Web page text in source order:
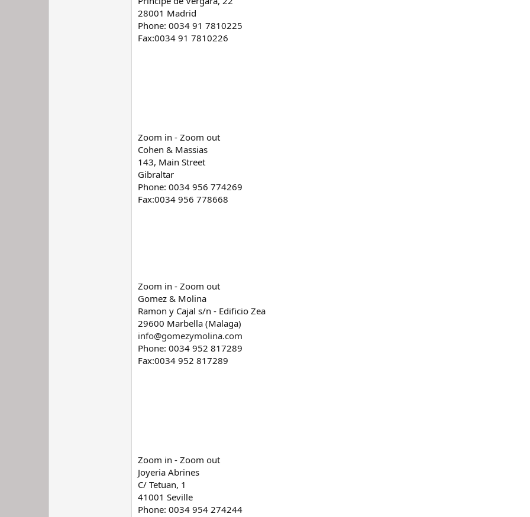
28001 Madrid
Phone: 0034 91 7810225
Fax:0034 91 7810226
Zoom in - Zoom out
Cohen & Massias
143, Main Street
Gibraltar
Phone: 0034 956 774269
Fax:0034 956 778668
Zoom in - Zoom out
Gomez & Molina
Ramon y Cajal s/n - Edificio Zea
29600 Marbella (Malaga)
info@gomezymolina.com
Phone: 0034 952 817289
Fax:0034 952 817289
Zoom in - Zoom out
Joyeria Abrines
C/ Tetuan, 1
41001 Seville
Phone: 0034 954 274244